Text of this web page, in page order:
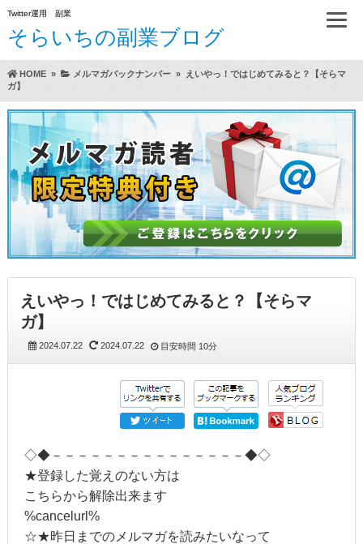
Twitter運用 副業
そらいちの副業ブログ
（A）
らいちのTwitter運用方実践レビュー
HOME» メルマガバックナンバー»
えいやっ！ではじめてみると？【そらマ
ガ】
えいやっ！ではじめてみると？【そらマ
ガ】
2024.07.22 2024.07.22 目安時間 10分
◇◆－－－－－－－－－－－－－－－◆◇
★登録した覚えのない方は
こちらから解除出来ます
%cancelurl%
☆★昨日までのメルマガを読みたいなって